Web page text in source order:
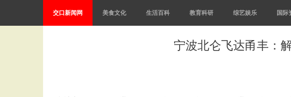
交口新闻网 美食文化 生活百科 教育科研 综艺娱乐 国际
宁波北仑飞达甬丰：